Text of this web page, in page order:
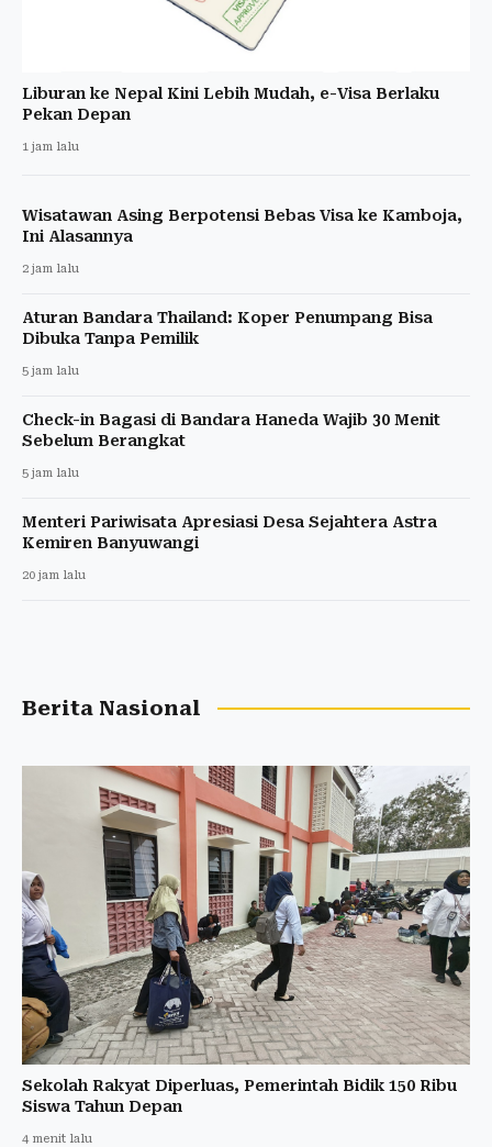
Liburan ke Nepal Kini Lebih Mudah, e-Visa Berlaku
Pekan Depan
1 jam lalu
Wisatawan Asing Berpotensi Bebas Visa ke Kamboja,
Ini Alasannya
2 jam lalu
Aturan Bandara Thailand: Koper Penumpang Bisa
Dibuka Tanpa Pemilik
5 jam lalu
Check-in Bagasi di Bandara Haneda Wajib 30 Menit
Sebelum Berangkat
5 jam lalu
Menteri Pariwisata Apresiasi Desa Sejahtera Astra
Kemiren Banyuwangi
20 jam lalu
Berita Nasional
Sekolah Rakyat Diperluas, Pemerintah Bidik 150 Ribu
Siswa Tahun Depan
4 menit lalu